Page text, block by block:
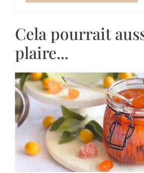
Cela pourrait
plaire...